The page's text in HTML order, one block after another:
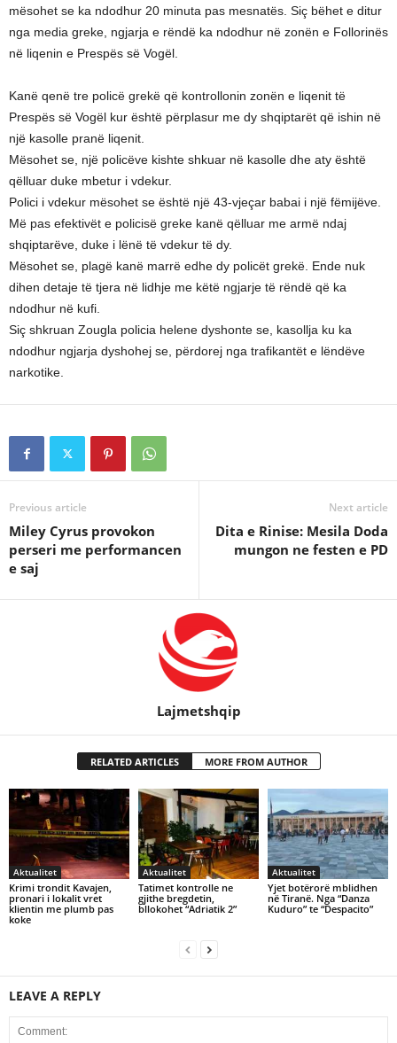
mësohet se ka ndodhur 20 minuta pas mesnatës. Siç bëhet e ditur
nga media greke, ngjarja e rëndë ka ndodhur në zonën e Follorinës
në liqenin e Prespës së Vogël.
Kanë qenë tre policë grekë që kontrollonin zonën e liqenit të
Prespës së Vogël kur është përplasur me dy shqiptarët që ishin në
një kasolle pranë liqenit.
Mësohet se, një policëve kishte shkuar në kasolle dhe aty është
qëlluar duke mbetur i vdekur.
Polici i vdekur mësohet se është një 43-vjeçar babai i një fëmijëve.
Më pas efektivët e policisë greke kanë qëlluar me armë ndaj
shqiptarëve, duke i lënë të vdekur të dy.
Mësohet se, plagë kanë marrë edhe dy policët grekë. Ende nuk
dihen detaje të tjera në lidhje me këtë ngjarje të rëndë që ka
ndodhur në kufi.
Siç shkruan Zougla policia helene dyshonte se, kasollja ku ka
ndodhur ngjarja dyshohej se, përdorej nga trafikantët e lëndëve
narkotike.
Previous article
Miley Cyrus provokon
perseri me performancen
e saj
Next article
Dita e Rinise: Mesila Doda
mungon ne festen e PD
Lajmetshqip
RELATED ARTICLES MORE FROM AUTHOR
Aktualitet
Krimi trondit Kavajen,
pronari i lokalit vret
klientin me plumb pas
koke
Aktualitet
Tatimet kontrolle ne
gjithe bregdetin,
bllokohet “Adriatik 2”
Aktualitet
Yjet botërorë mblidhen
në Tiranë. Nga “Danza
Kuduro” te “Despacito”
LEAVE A REPLY